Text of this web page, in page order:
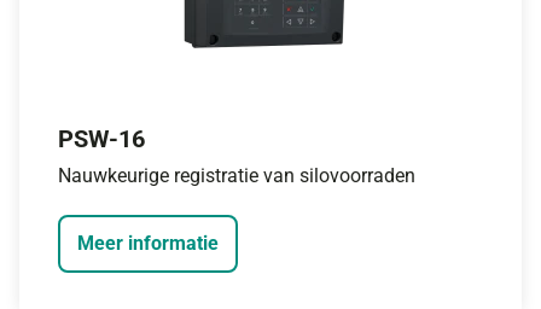
PSW-16
Nauwkeurige registratie van silovoorraden
Meer informatie